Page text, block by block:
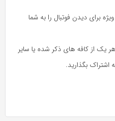
ویژه برای دیدن فوتبال را به شما
یک از کافه های ذکر شده یا سایر
اشتراک بگذارید.